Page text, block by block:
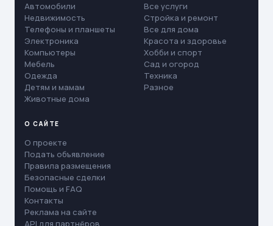
Автомобили
Недвижимость
Телефоны и планшеты
Электроника
Компьютеры
Мебель
Одежда
Детям и мамам
Животные дома
Все услуги
Стройка и ремонт
Все для дома
Красота и здоровье
Хобби и спорт
Сад и огород
Техника
Разное
О САЙТЕ
О проекте
Подать объявление
Правила размещения
Безопасные сделки
Помощь и FAQ
Контакты
Реклама на сайте
API для партнёров